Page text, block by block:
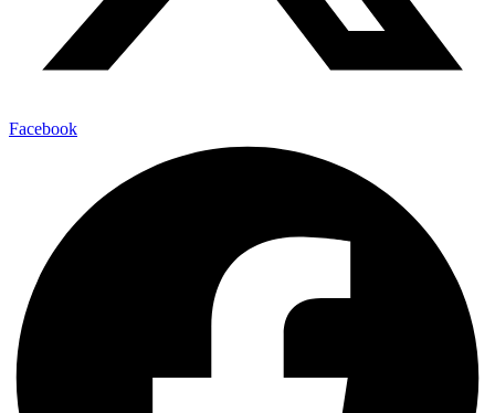
Facebook